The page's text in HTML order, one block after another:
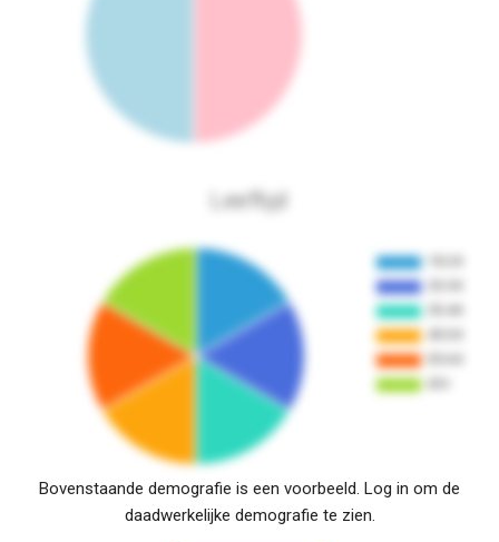
Leeftijd
Bovenstaande demografie is een voorbeeld. Log in om de
daadwerkelijke demografie te zien.